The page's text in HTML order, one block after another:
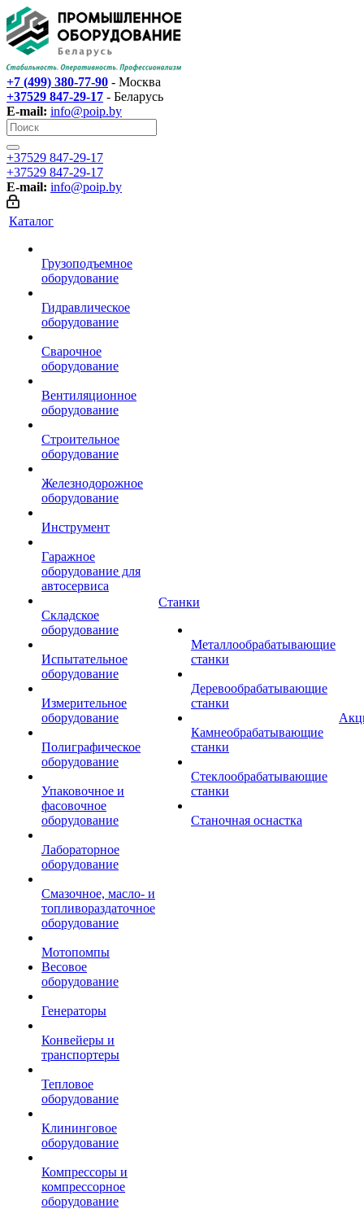
+7 (499) 380-77-90 - Москва
+37529 847-29-17‬ - Беларусь
E-mail: info@poip.by
+37529 847-29-17‬
+37529 847-29-17‬
E-mail: info@poip.by
Каталог
Грузоподъемное
оборудование
Гидравлическое
оборудование
Сварочное
оборудование
Вентиляционное
оборудование
Строительное
оборудование
Железнодорожное
оборудование
Инструмент
Гаражное
оборудование для
автосервиса
Складское
оборудование
Испытательное
оборудование
Измерительное
оборудование
Полиграфическое
оборудование
Упаковочное и
фасовочное
оборудование
Лабораторное
оборудование
Смазочное, масло- и
топливораздаточное
оборудование
Мотопомпы
Весовое
оборудование
Генераторы
Конвейеры и
транспортеры
Тепловое
оборудование
Клининговое
оборудование
Компрессоры и
компрессорное
оборудование
Станки
Металлообрабатывающие
станки
Деревообрабатывающие
станки
Камнеобрабатывающие
станки
Стеклообрабатывающие
станки
Станочная оснастка